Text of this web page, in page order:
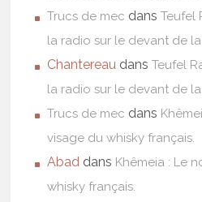
Trucs de mec dansTeufel
la radio sur le devant de
Chantereau dansTeufel
la radio sur le devant de
Trucs de mec dans
visage du whisky français.
Abad dans Khêmeia : Le
whisky français.